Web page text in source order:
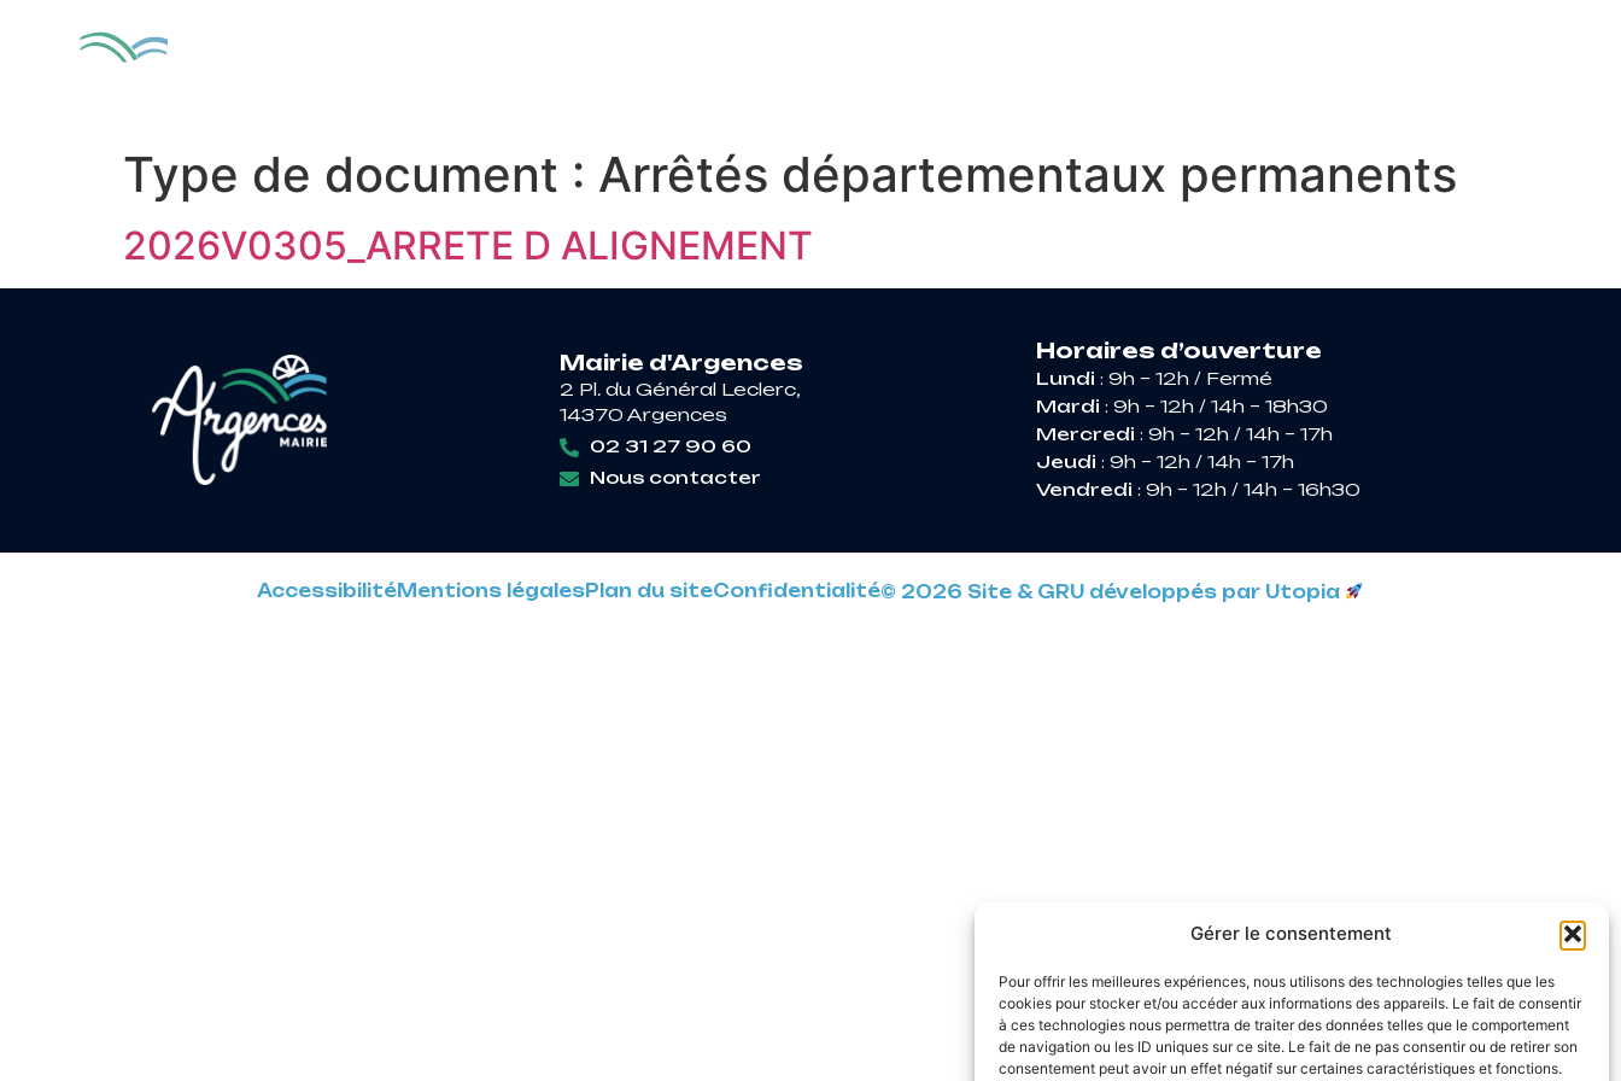
Gérer le consentement
Pour offrir les meilleures expériences, nous utilisons des technologies telles que les
cookies pour stocker et/ou accéder aux informations des appareils. Le fait de consentir
à ces technologies nous permettra de traiter des données telles que le comportement
de navigation ou les ID uniques sur ce site. Le fait de ne pas consentir ou de retirer son
consentement peut avoir un effet négatif sur certaines caractéristiques et fonctions.
Type de document : Arrêtés départementaux permanents
2026V0305_ARRETE D ALIGNEMENT
Mairie d'Argences
2 Pl. du Général Leclerc,
14370 Argences
02 31 27 90 60
Nous contacter
Horaires d’ouverture
Lundi : 9h – 12h / Fermé
Mardi : 9h – 12h / 14h – 18h30
Mercredi : 9h – 12h / 14h – 17h
Jeudi : 9h – 12h / 14h – 17h
Vendredi : 9h – 12h / 14h – 16h30
AccessibilitéMentions légalesPlan du siteConfidentialité© 2026 Site & GRU développés par Utopia